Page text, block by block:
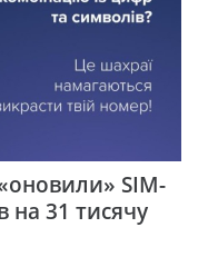
SIM-
на 31 тисячу